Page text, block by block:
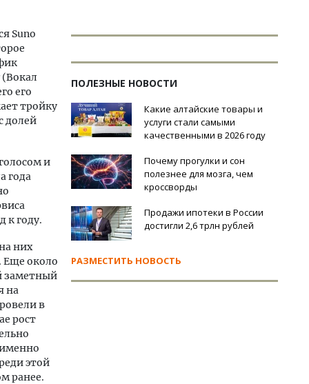
Suno
его
тройку
долей
и
года
к году.
них
Еще около
заметный
на
в
рост
этой
ранее.
ПОЛЕЗНЫЕ НОВОСТИ
Какие алтайские товары и
услуги стали самыми
качественными в 2026 году
Почему прогулки и сон
полезнее для мозга, чем
кроссворды
Продажи ипотеки в России
достигли 2,6 трлн рублей
РАЗМЕСТИТЬ НОВОСТЬ